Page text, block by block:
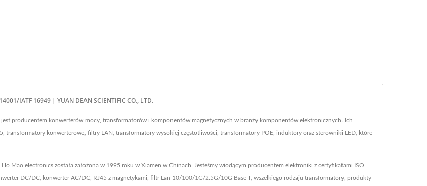
IATF 16949 | YUAN DEAN SCIENTIFIC CO., LTD.
producentem konwerterów mocy, transformatorów i komponentów magnetycznych w branży komponentów elektronicznych. Ich
transformatory konwerterowe, filtry LAN, transformatory wysokiej częstotliwości, transformatory POE, induktory oraz sterowniki LED, które
Mao electronics została założona w 1995 roku w Xiamen w Chinach. Jesteśmy wiodącym producentem elektroniki z certyfikatami ISO
DC/DC, konwerter AC/DC, RJ45 z magnetykami, filtr Lan 10/100/1G/2.5G/10G Base-T, wszelkiego rodzaju transformatory, produkty